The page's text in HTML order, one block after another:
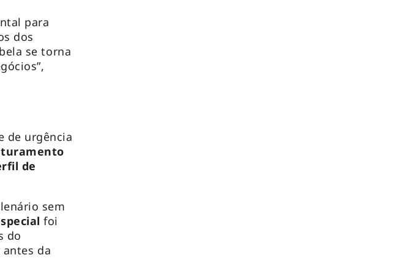
para
dos
se torna
de urgência
de
sem
foi
do
da